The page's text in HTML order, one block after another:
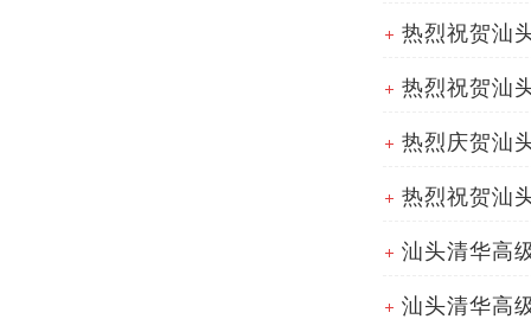
热烈祝贺汕
热烈祝贺汕
热烈庆贺汕
热烈祝贺汕
汕头清华高
汕头清华高